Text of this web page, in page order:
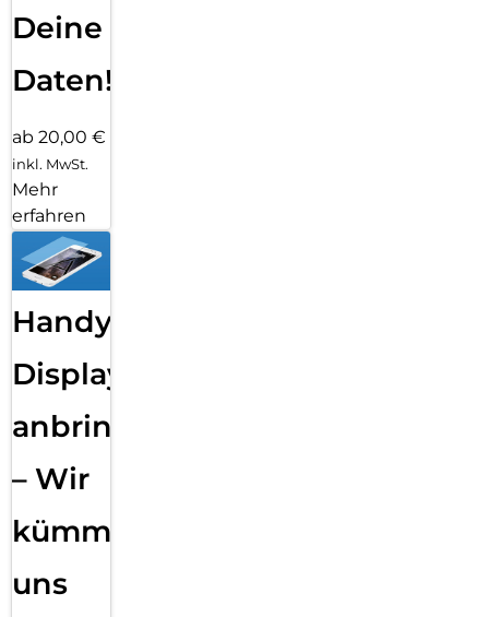
Deine
Daten!
ab 20,00 €
inkl. MwSt.
Mehr
erfahren
Handy
Displayfolie
anbringen
– Wir
kümmern
uns